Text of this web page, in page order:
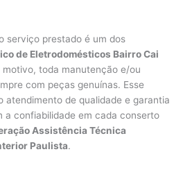
serviço prestado é um dos
de Eletrodomésticos Bairro Cai
motivo, toda manutenção e/ou
com peças genuínas. Esse
atendimento de qualidade e garantia
a confiabilidade em cada conserto
Assistência Técnica
Paulista.